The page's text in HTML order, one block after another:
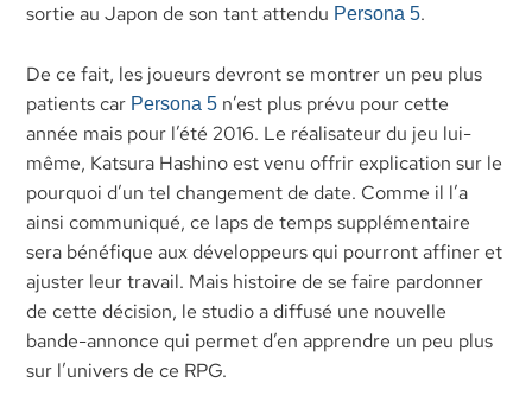
sortie au Japon de son tant attendu Persona 5.
De ce fait, les joueurs devront se montrer un peu plus
patients car Persona 5 n’est plus prévu pour cette
année mais pour l’été 2016. Le réalisateur du jeu lui-
même, Katsura Hashino est venu offrir explication sur le
pourquoi d’un tel changement de date. Comme il l’a
ainsi communiqué, ce laps de temps supplémentaire
sera bénéfique aux développeurs qui pourront affiner et
ajuster leur travail. Mais histoire de se faire pardonner
de cette décision, le studio a diffusé une nouvelle
bande-annonce qui permet d’en apprendre un peu plus
sur l’univers de ce RPG.